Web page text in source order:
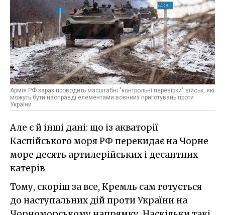
Армія РФ зараз проводить масштабні "контрольні перевірки" військ, які
можуть бути насправді елементами воєнних приготувань проти
України
Але є й інші дані: що із акваторії
Каспійського моря РФ перекидає на Чорне
море десять артилерійських і десантних
катерів
Тому, скоріш за все, Кремль сам готується
до наступальних дій проти України на